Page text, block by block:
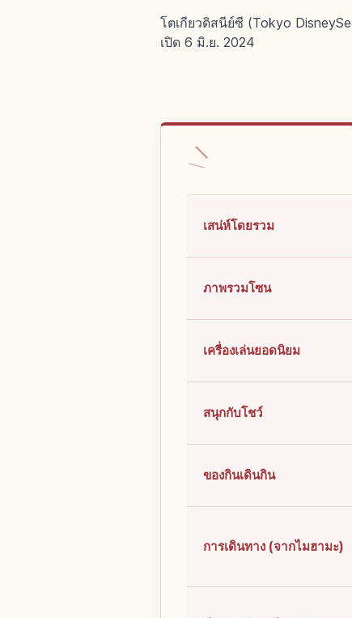
โตเกียวดิสนีย์ซี (Tokyo
เปิด 6 มิ.ย. 2024
เสน่ห์โดยรวม
ภาพรวมโซน
เครื่องเล่นยอดนิยม
สนุกกับโชว์
ของกินเดินกิน
การเดินทาง (จากไมฮามะ)